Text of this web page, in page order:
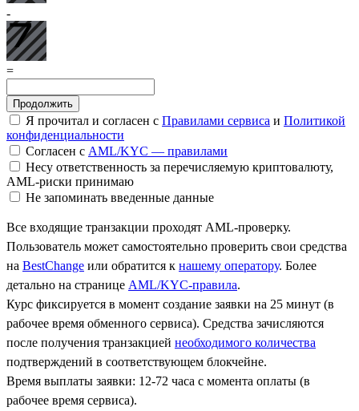
-
=
Я прочитал и согласен с Правилами сервиса и Политикой
конфиденциальности
Согласен с AML/KYC — правилами
Несу ответственность за перечисляемую криптовалюту,
AML-риски принимаю
Не запоминать введенные данные
Все входящие транзакции проходят AML-проверку.
Пользователь может самостоятельно проверить свои средства
на BestChange или обратится к нашему оператору. Более
детально на странице AML/KYC-правила.
Курс фиксируется в момент создание заявки на 25 минут (в
рабочее время обменного сервиса). Средства зачисляются
после получения транзакцией необходимого количества
подтверждений в соответствующем блокчейне.
Время выплаты заявки: 12-72 часа с момента оплаты (в
рабочее время сервиса).